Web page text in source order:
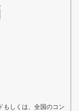
もしくは、全国のコン